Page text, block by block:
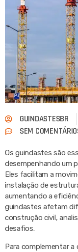
GUINDASTESBR
SEM
Os guindastes são
desempenhando um
Eles facilitam a
instalação de
aumentando a
guindastes afetam
construção civil,
desafios.
Para complementar